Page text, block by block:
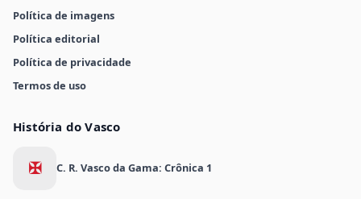
Política de imagens
Política editorial
Política de privacidade
Termos de uso
História do Vasco
✠ C. R. Vasco da Gama: Crônica 1